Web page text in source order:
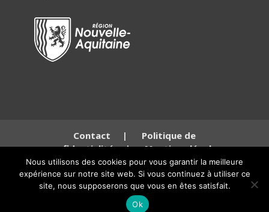
Contact | Politique de
confidentialité|Mentions légales
© Copyright SARL Polyflam Siège social: 136 Route de Gascogne, 33490 Saint
Maixant – 250 Rue de la République, 60280 Clairoix, France. RCS
81384565800018 TVA FR38813845658
Nous utilisons des cookies pour vous garantir la meilleure
expérience sur notre site web. Si vous continuez à utiliser ce
site, nous supposerons que vous en êtes satisfait.
Ok